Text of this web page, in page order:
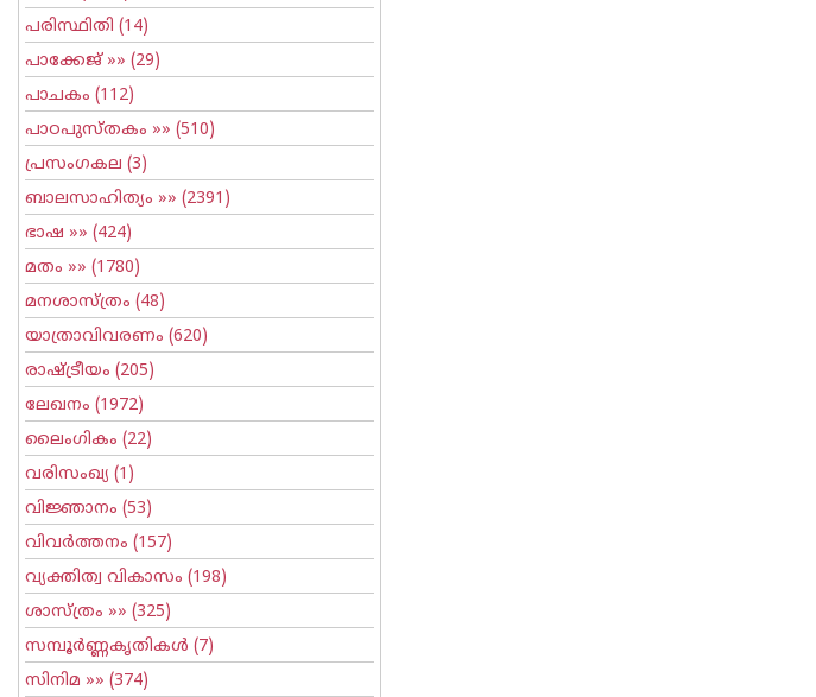
പരിസ്ഥിതി (14)
പാക്കേജ് »» (29)
പാചകം (112)
പാഠപുസ്തകം »» (510)
പ്രസംഗകല (3)
ബാലസാഹിത്യം »» (2391)
ഭാഷ »» (424)
മതം »» (1780)
മനശാസ്ത്രം (48)
യാത്രാവിവരണം (620)
രാഷ്ട്രീയം (205)
ലേഖനം (1972)
ലൈംഗികം (22)
വരിസംഖ്യ (1)
വിജ്ഞാനം (53)
വിവര്‍ത്തനം (157)
വ്യക്തിത്വ വികാസം (198)
ശാസ്ത്രം »» (325)
സമ്പൂര്‍ണ്ണകൃതികള്‍ (7)
സിനിമ »» (374)